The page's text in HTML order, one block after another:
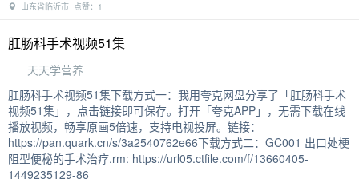
山东省临沂市 点赞：1
肛肠科手术视频51集
天天学营养
肛肠科手术视频51集下载方式一：我用夸克网盘分享了「肛肠科手术
视频51集」，点击链接即可保存。打开「夸克APP」，无需下载在线
播放视频，畅享原画5倍速，支持电视投屏。链接：
https://pan.quark.cn/s/3a2540762e66下载方式二：GC001 出口处梗
阻型便秘的手术治疗.rm: https://url05.ctfile.com/f/13660405-
1449235129-86